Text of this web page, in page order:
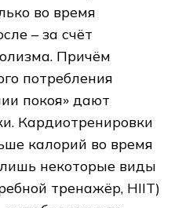
во время
– за счёт
Причём
потребления
покоя» дают
Кардиотренировки
калорий во время
некоторые виды
тренажёр, HIIT)